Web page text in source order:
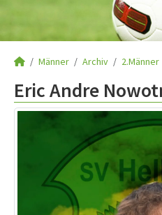
Männer Archiv 2.Männer
Eric Andre